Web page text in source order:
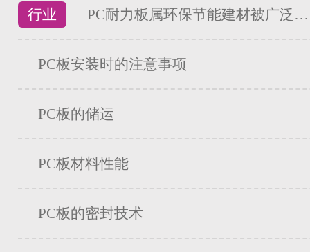
行业 PC耐力板属环保节能建材被广泛…
PC板安装时的注意事项
PC板的储运
PC板材料性能
PC板的密封技术